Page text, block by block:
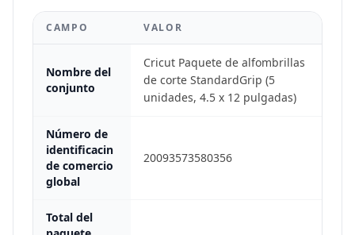
CAMPO VALOR
Nombre del
conjunto
Cricut Paquete de alfombrillas
de corte StandardGrip (5
unidades, 4.5 x 12 pulgadas)
Número de
identificacin
de comercio
global
20093573580356
Total del